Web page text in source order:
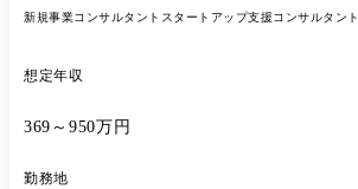
新規事業コンサルタント スタートアップ支援コンサルタント
想定年収
369～950万円
勤務地